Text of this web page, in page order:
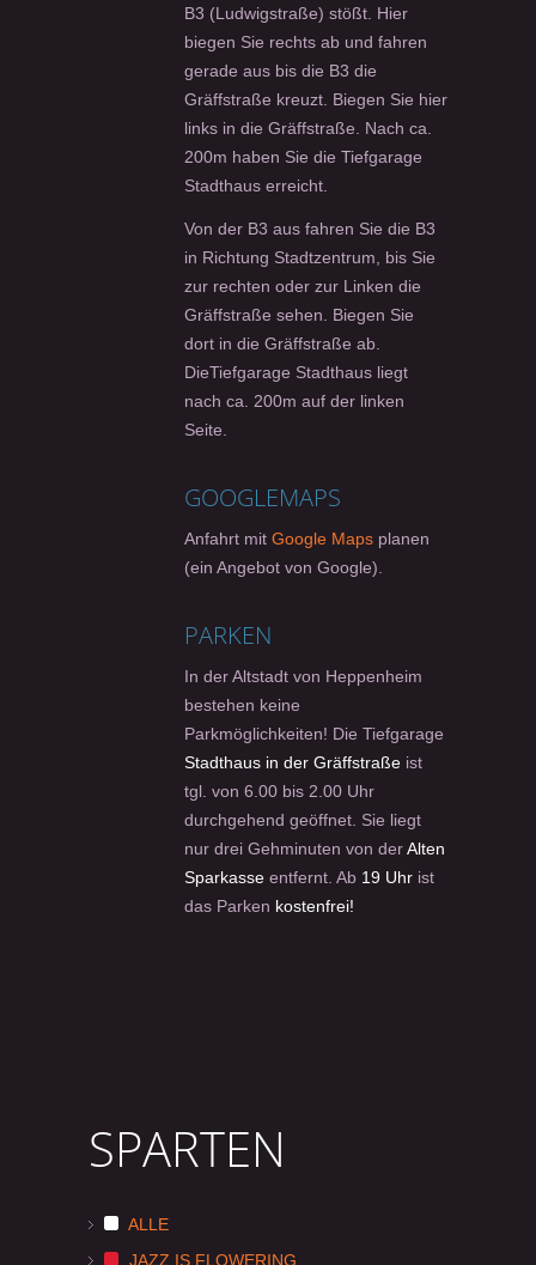
B3 (Ludwigstraße) stößt. Hier
biegen Sie rechts ab und fahren
gerade aus bis die B3 die
Gräffstraße kreuzt. Biegen Sie hier
links in die Gräffstraße. Nach ca.
200m haben Sie die Tiefgarage
Stadthaus erreicht.
Von der B3 aus fahren Sie die B3
in Richtung Stadtzentrum, bis Sie
zur rechten oder zur Linken die
Gräffstraße sehen. Biegen Sie
dort in die Gräffstraße ab.
DieTiefgarage Stadthaus liegt
nach ca. 200m auf der linken
Seite.
GOOGLEMAPS
Anfahrt mit Google Maps planen
(ein Angebot von Google).
PARKEN
In der Altstadt von Heppenheim
bestehen keine
Parkmöglichkeiten! Die Tiefgarage
Stadthaus in der Gräffstraße ist
tgl. von 6.00 bis 2.00 Uhr
durchgehend geöffnet. Sie liegt
nur drei Gehminuten von derAlten
Sparkasse entfernt. Ab 19 Uhr ist
das Parken kostenfrei!
SPARTEN
ALLE
JAZZ IS FLOWERING